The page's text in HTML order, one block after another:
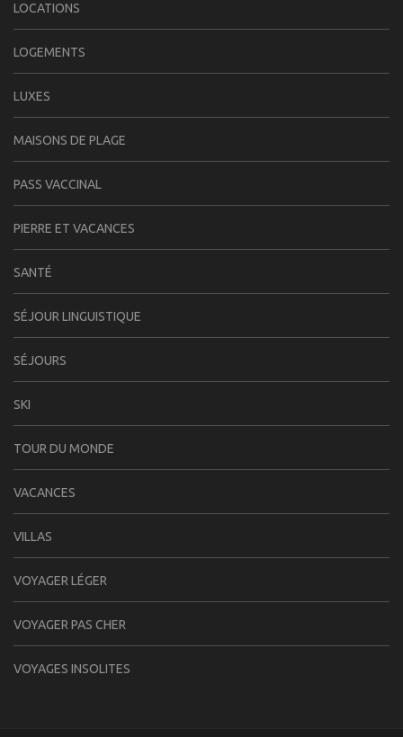
LOCATIONS
LOGEMENTS
LUXES
MAISONS DE PLAGE
PASS VACCINAL
PIERRE ET VACANCES
SANTÉ
SÉJOUR LINGUISTIQUE
SÉJOURS
SKI
TOUR DU MONDE
VACANCES
VILLAS
VOYAGER LÉGER
VOYAGER PAS CHER
VOYAGES INSOLITES